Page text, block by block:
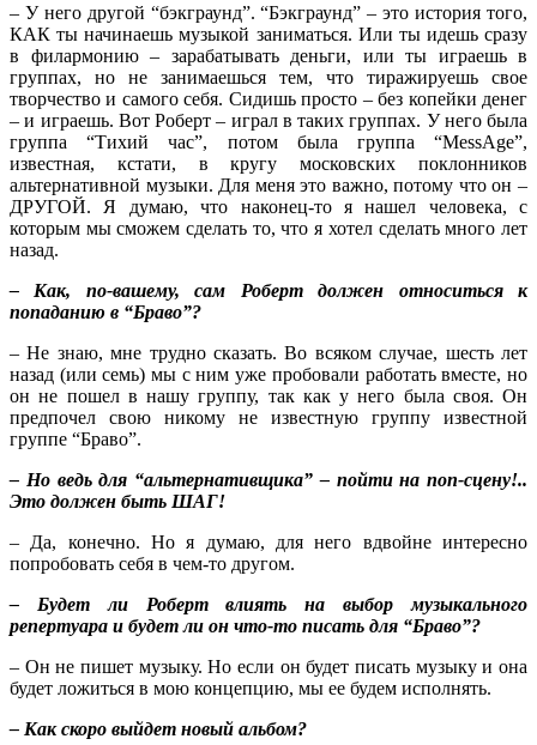
– У него другой “бэкграунд”. “Бэкграунд” – это история того,
КАК ты начинаешь музыкой заниматься. Или ты идешь сразу
в филармонию – зарабатывать деньги, или ты играешь в
группах, но не занимаешься тем, что тиражируешь свое
творчество и самого себя. Сидишь просто – без копейки денег
– и играешь. Вот Роберт – играл в таких группах. У него была
группа “Тихий час”, потом была группа “MessAge”,
известная, кстати, в кругу московских поклонников
альтернативной музыки. Для меня это важно, потому что он –
ДРУГОЙ. Я думаю, что наконец-то я нашел человека, с
которым мы сможем сделать то, что я хотел сделать много лет
назад.
– Как, по-вашему, сам Роберт должен относиться к
попаданию в “Браво”?
– Не знаю, мне трудно сказать. Во всяком случае, шесть лет
назад (или семь) мы с ним уже пробовали работать вместе, но
он не пошел в нашу группу, так как у него была своя. Он
предпочел свою никому не известную группу известной
группе “Браво”.
– Но ведь для “альтернативщика” – пойти на поп-сцену!..
Это должен быть ШАГ!
– Да, конечно. Но я думаю, для него вдвойне интересно
попробовать себя в чем-то другом.
– Будет ли Роберт влиять на выбор музыкального
репертуара и будет ли он что-то писать для “Браво”?
– Он не пишет музыку. Но если он будет писать музыку и она
будет ложиться в мою концепцию, мы ее будем исполнять.
– Как скоро выйдет новый альбом?